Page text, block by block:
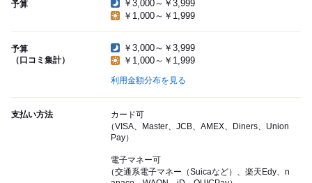
予算
￥3,000～￥3,999
￥1,000～￥1,999
予算
（口コミ集計）
￥3,000～￥3,999
￥1,000～￥1,999
利用金額分布を見る
支払い方法
カード可
（VISA、Master、JCB、AMEX、Diners、Union
Pay）
電子マネー可
（交通系電子マネー（Suicaなど）、楽天Edy、n